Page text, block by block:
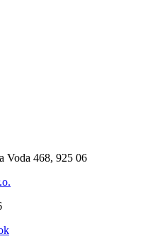
Voda 468, 925 06